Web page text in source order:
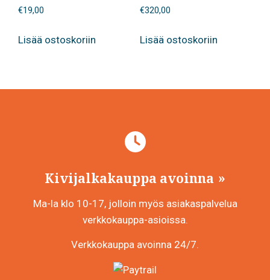
€19,00
Lisää ostoskoriin
€320,00
Lisää ostoskoriin
Kivijalkakauppa avoinna
Ma-la klo 10-17, jolloin myös asiakaspalvelua
verkkokauppa-asioissa.
Verkkokauppa avoinna 24/7.